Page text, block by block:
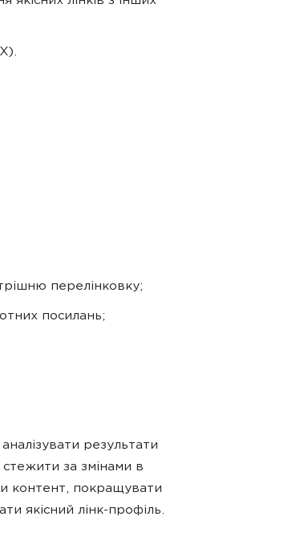
перелінковку;
посилань;
результати
стежити за змінами в
контент, покращувати
якісний лінк-профіль.